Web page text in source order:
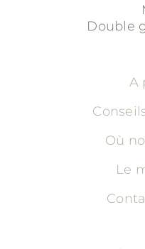
Double
A
Où
Le